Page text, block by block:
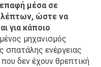
επαφή μέσα σε
ώστε να
για κάποιο
μηχανισμός
σπατάλης ενέργειας
δεν έχουν θρεπτική